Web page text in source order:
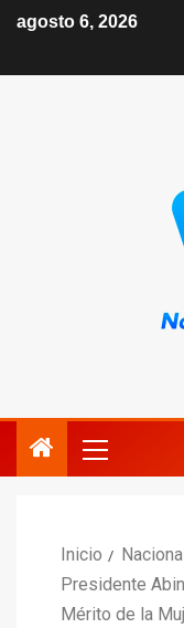
agosto 6, 2026
Inicio
Presidente
Mérito de la